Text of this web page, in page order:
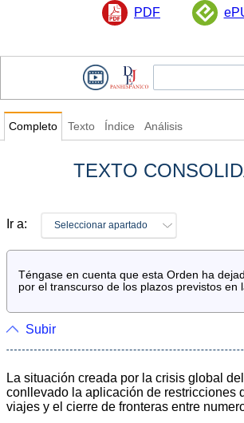
PDF
Completo Texto Índice Análisis
TEXTO
Ir a: Seleccionar apartado
Téngase en cuenta que esta Orden ha
por el transcurso de los plazos previstos en
Subir
La situación creada por la crisis global
conllevado la aplicación de restricciones
viajes y el cierre de fronteras entre